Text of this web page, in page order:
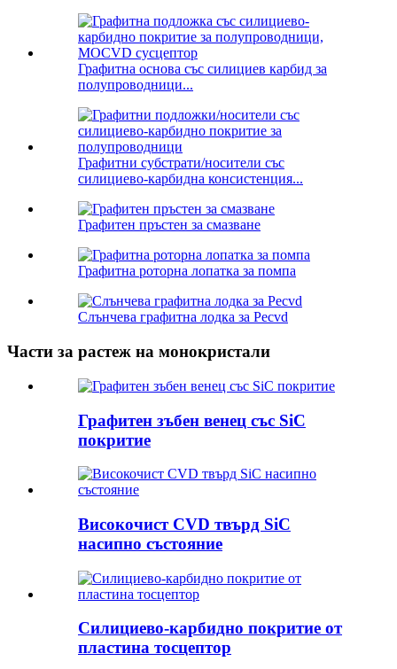
Графитна основа със силициев карбид за
полупроводници...
Графитни субстрати/носители със
силициево-карбидна консистенция...
Графитен пръстен за смазване
Графитна роторна лопатка за помпа
Слънчева графитна лодка за Pecvd
Части за растеж на монокристали
Графитен зъбен венец със SiC
покритие
Високочист CVD твърд SiC
насипно състояние
Силициево-карбидно покритие от
пластина тосцептор